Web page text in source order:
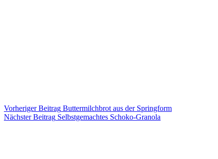
VorherigerBeitrag Buttermilchbrot aus der Springform
NächsterBeitrag Selbstgemachtes Schoko-Granola